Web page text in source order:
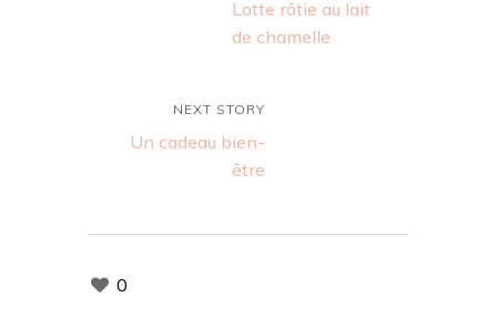
Lotte rôtie au lait
de chamelle
NEXT STORY
Un cadeau bien-
être
0